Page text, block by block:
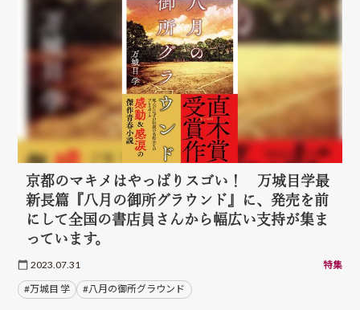
京都のマキメはやっぱりスゴい！ 万城目学最
新長篇『八月の御所グラウンド』に、発売を前
にして全国の書店員さんから幅広い支持が集ま
っています。
2023.07.31 特集
#万城目 学 #八月の御所グラウンド